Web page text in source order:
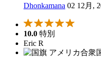
Dhonkamana 02 12月,
10.0 特別
Eric R